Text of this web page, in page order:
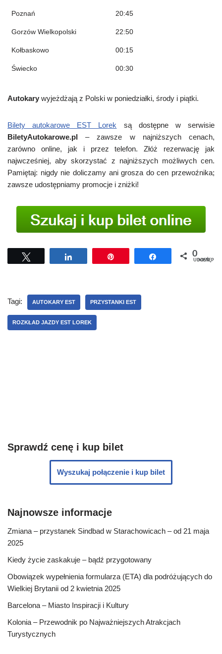
Poznań 20:45
Gorzów Wielkopolski 22:50
Kołbaskowo 00:15
Świecko 00:30
Autokary wyjeżdżają z Polski w poniedziałki, środy i piątki.
Bilety autokarowe EST Lorek są dostępne w serwisie
BiletyAutokarowe.pl – zawsze w najniższych cenach,
zarówno online, jak i przez telefon. Złóż rezerwację jak
najwcześniej, aby skorzystać z najniższych możliwych cen.
Pamiętaj: nigdy nie doliczamy ani grosza do cen przewoźnika;
zawsze udostępniamy promocje i zniżki!
Udostępnij Udostępnij
0
UDOSTĘPNIEŃ
Tagi: AUTOKARY EST PRZYSTANKI EST
ROZKŁAD JAZDY EST LOREK
Sprawdź cenę i kup bilet
Wyszukaj połączenie i kup bilet
Najnowsze informacje
Zmiana – przystanek Sindbad w Starachowicach – od 21 maja
2025
Kiedy życie zaskakuje – bądź przygotowany
Obowiązek wypełnienia formularza (ETA) dla podróżujących do
Wielkiej Brytanii od 2 kwietnia 2025
Barcelona – Miasto Inspiracji i Kultury
Kolonia – Przewodnik po Najważniejszych Atrakcjach
Turystycznych